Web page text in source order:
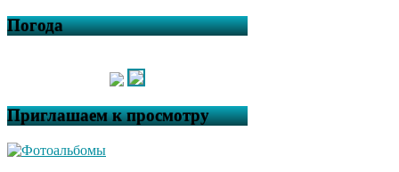
Погода
Приглашаем к просмотру